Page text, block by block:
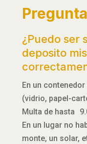
¿Puedo ser
deposito
En un
(vidrio, papel-
Multa de hasta
En un lugar no
monte, un solar,